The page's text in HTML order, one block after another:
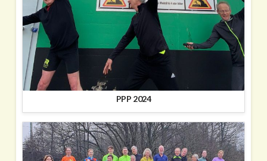
PPP 2024